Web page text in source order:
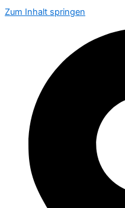
Zum Inhalt springen